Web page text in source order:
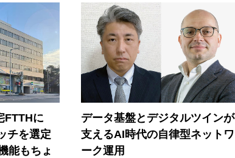
FTTHに
チを選定
能もちょ
データ基盤とデジタルツインが
支えるAI時代の自律型ネットワ
ーク運用